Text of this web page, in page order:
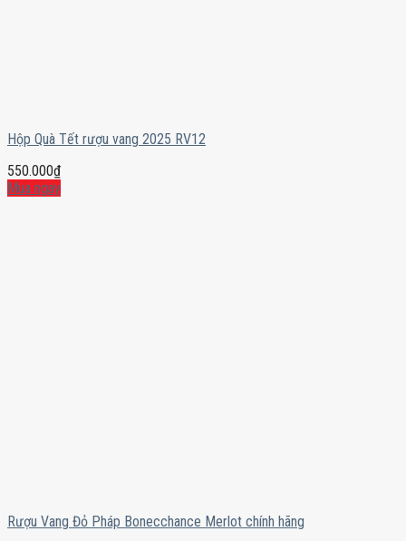
Hộp Quà Tết rượu vang 2025 RV12
550.000₫
Mua ngay
Rượu Vang Đỏ Pháp Bonecchance Merlot chính hãng